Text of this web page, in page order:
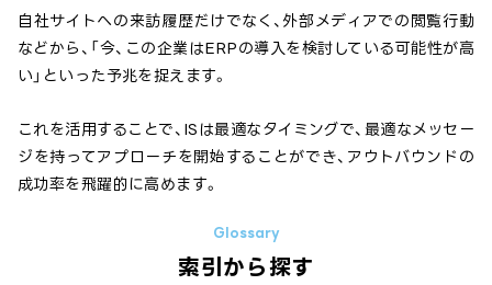
自社サイトへの来訪履歴だけでなく、外部メディアでの閲覧行動
などから、「今、この企業はERPの導入を検討している可能性が高
い」といった予兆を捉えます。
これを活用することで、ISは最適なタイミングで、最適なメッセー
ジを持ってアプローチを開始することができ、アウトバウンドの
成功率を飛躍的に高めます。
索引から探す